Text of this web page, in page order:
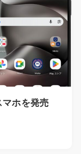
ホを発売